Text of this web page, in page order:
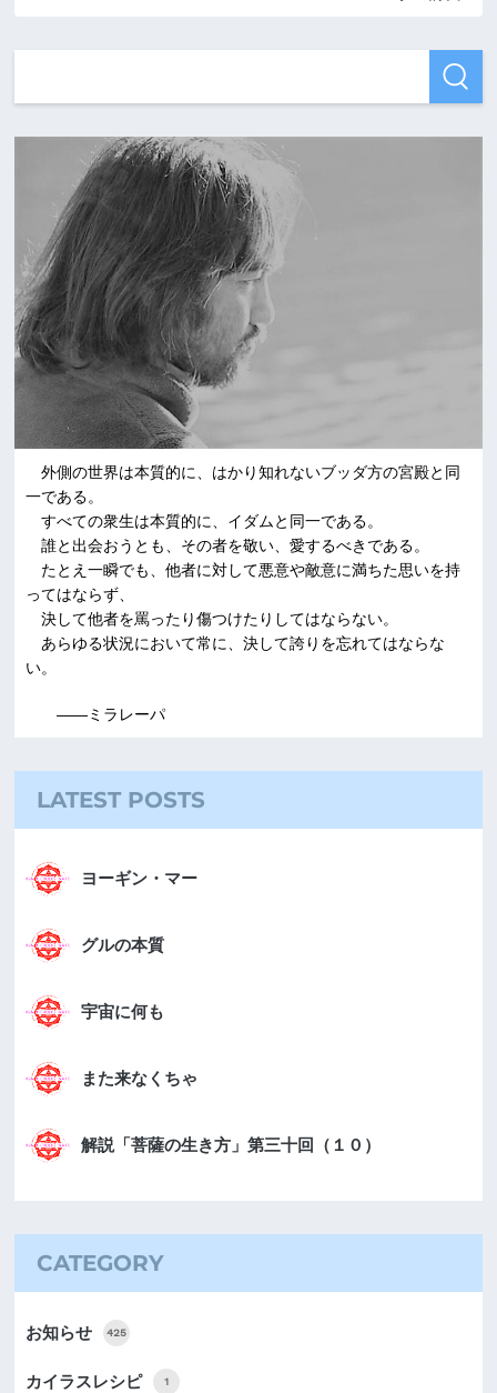
外側の世界は本質的に、はかり知れないブッダ方の宮殿と同
一である。
すべての衆生は本質的に、イダムと同一である。
誰と出会おうとも、その者を敬い、愛するべきである。
たとえ一瞬でも、他者に対して悪意や敵意に満ちた思いを持
ってはならず、
決して他者を罵ったり傷つけたりしてはならない。
あらゆる状況において常に、決して誇りを忘れてはならな
い。
――ミラレーパ
LATEST POSTS
ヨーギン・マー
グルの本質
宇宙に何も
また来なくちゃ
解説「菩薩の生き方」第三十回（１０）
CATEGORY
お知らせ 425
カイラスレシピ 1